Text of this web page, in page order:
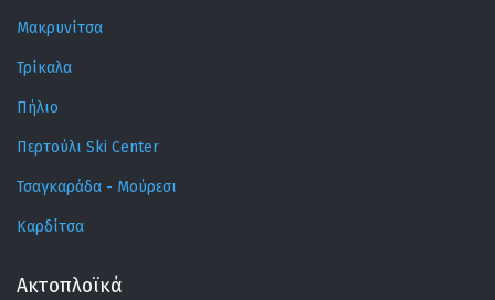
Μακρυνίτσα
Τρίκαλα
Πήλιο
Περτούλι Ski Center
Τσαγκαράδα - Μούρεσι
Καρδίτσα
Ακτοπλοϊκά